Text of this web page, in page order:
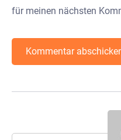
für meinen nächsten